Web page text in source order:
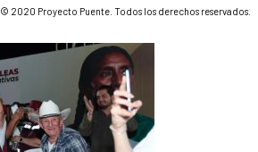
© 2020 Proyecto Puente. Todos los derechos reservados.